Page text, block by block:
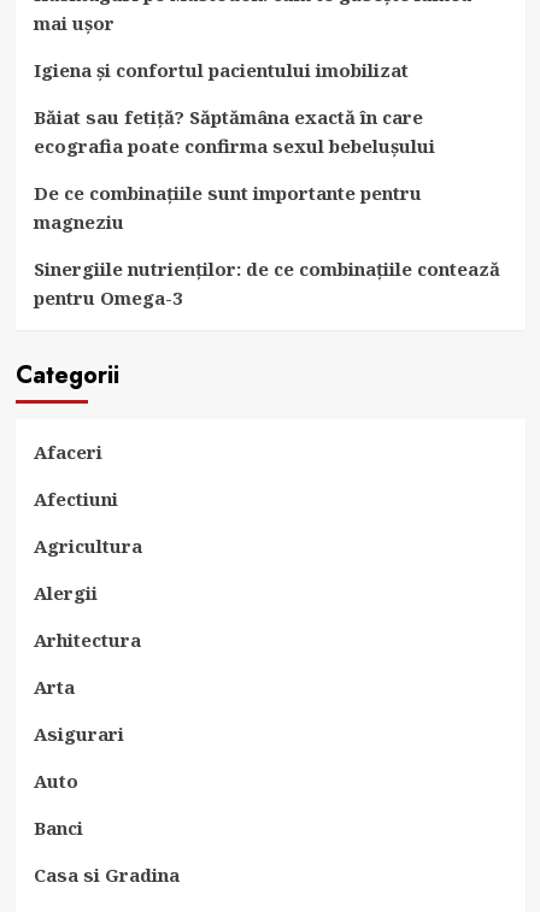
mai ușor
Igiena și confortul pacientului imobilizat
Băiat sau fetiță? Săptămâna exactă în care
ecografia poate confirma sexul bebelușului
De ce combinațiile sunt importante pentru
magneziu
Sinergiile nutrienților: de ce combinațiile contează
pentru Omega-3
Categorii
Afaceri
Afectiuni
Agricultura
Alergii
Arhitectura
Arta
Asigurari
Auto
Banci
Casa si Gradina